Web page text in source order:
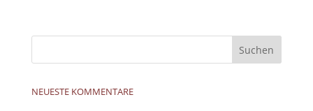
NEUESTE KOMMENTARE